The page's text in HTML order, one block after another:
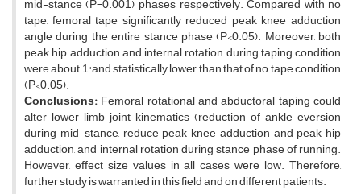
mid-stance (P=0.001) phases, respectively. Compared with no
tape, femoral tape significantly reduced peak knee adduction
angle during the entire stance phase (P<0.05). Moreover, both
peak hip adduction and internal rotation during taping condition
were about 1° and statistically lower than that of no tape condition
(P<0.05).
Conclusions:Femoral rotational and abductoral taping could
alter lower limb joint kinematics (reduction of ankle eversion
during mid-stance, reduce peak knee adduction and peak hip
adduction, and internal rotation during stance phase of running.
However, effect size values in all cases were low. Therefore,
further study is warranted in this field and on different patients.